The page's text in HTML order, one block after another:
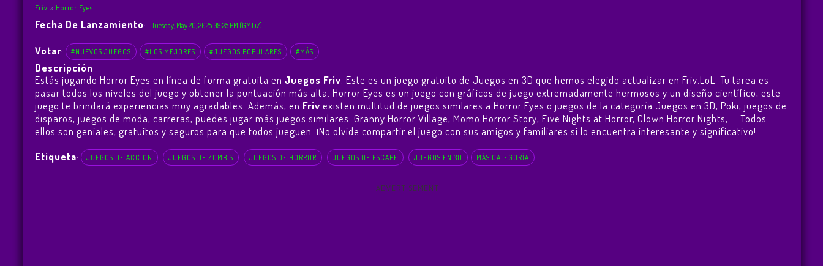
Friv Horror Eyes
Fecha De Lanzamiento: Tuesday, May 20, 2025 09:25 PM (GMT+7)
Votar: #NUEVOS JUEGOS #LOS MEJORES #JUEGOS POPULARES #MÁS
Descripción
Estás jugando Horror Eyes en línea de forma gratuita en Juegos Friv. Este es un juego gratuito de Juegos en 3D que hemos elegido actualizar en Friv.LoL. Tu tarea es
pasar todos los niveles del juego y obtener la puntuación más alta. Horror Eyes es un juego con gráficos de juego extremadamente hermosos y un diseño científico, este
juego te brindará experiencias muy agradables. Además, en Friv existen multitud de juegos similares a Horror Eyes o juegos de la categoría Juegos en 3D, Poki, juegos de
disparos, juegos de moda, carreras, puedes jugar más juegos similares: Granny Horror Village, Momo Horror Story, Five Nights at Horror, Clown Horror Nights, ... Todos
ellos son geniales, gratuitos y seguros para que todos jueguen. ¡No olvide compartir el juego con sus amigos y familiares si lo encuentra interesante y significativo!
Etiqueta: JUEGOS DE ACCION JUEGOS DE ZOMBIS JUEGOS DE HORROR JUEGOS DE ESCAPE JUEGOS EN 3D MÁS CATEGORÍA
ADVERTISEMENT